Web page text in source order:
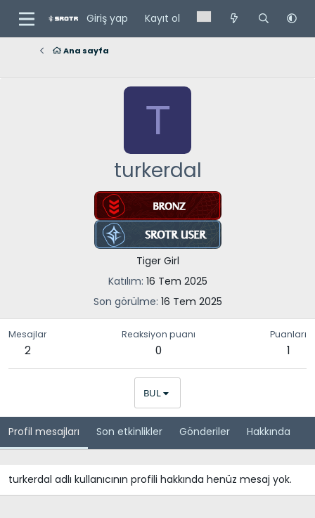
Giriş yap Kayıt ol
Ana sayfa
T
turkerdal
Tiger Girl
Katılım 16 Tem 2025
Son görülme 16 Tem 2025
Mesajlar
2
Reaksiyon puanı
0
Puanları
1
BUL
Profil mesajları Son etkinlikler Gönderiler Hakkında
turkerdal adlı kullanıcının profili hakkında henüz mesaj yok.